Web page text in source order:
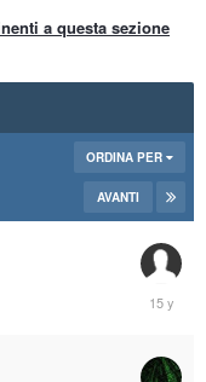
a questa sezione
ORDINA PER
AVANTI
26,